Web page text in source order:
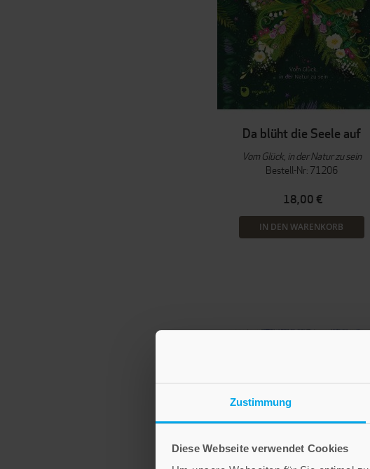
Zustimmung
Diese Webseite verwendet Cookies
Da blüht die Seele auf
Vom Glück, in der Natur zu sein
Bestell-Nr: 71206
18,00 €
IN DEN WARENKORB